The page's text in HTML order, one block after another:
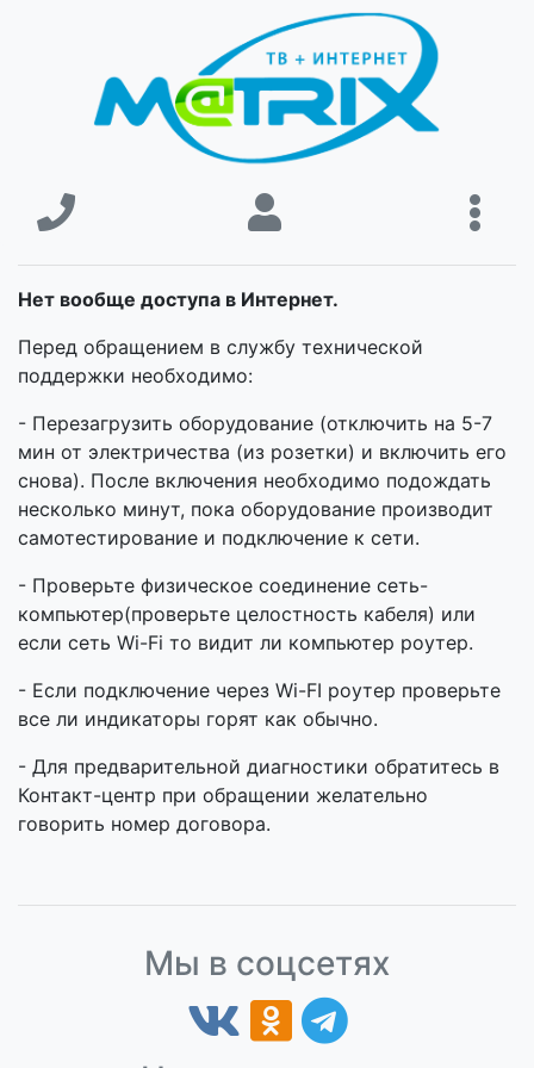
Нет вообще доступа в Интернет.
Перед обращением в службу технической
поддержки необходимо:
- Перезагрузить оборудование (отключить на 5-7
мин от электричества (из розетки) и включить его
снова). После включения необходимо подождать
несколько минут, пока оборудование производит
самотестирование и подключение к сети.
- Проверьте физическое соединение сеть-
компьютер(проверьте целостность кабеля) или
если сеть Wi-Fi то видит ли компьютер роутер.
- Если подключение через Wi-FI роутер проверьте
все ли индикаторы горят как обычно.
- Для предварительной диагностики обратитесь в
Контакт-центр при обращении желательно
говорить номер договора.
Мы в соцсетях